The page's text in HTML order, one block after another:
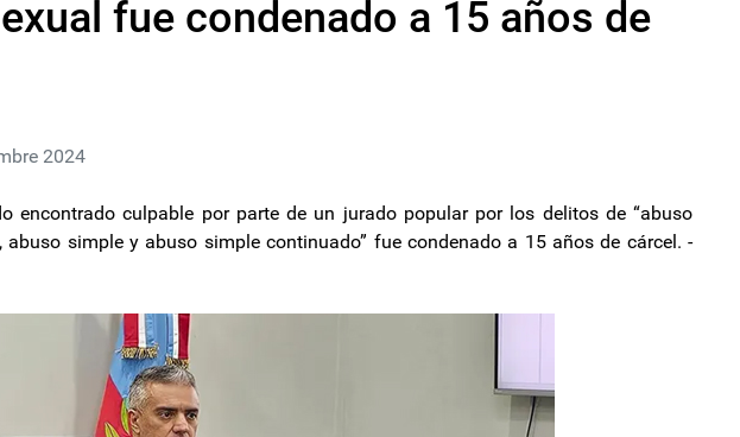
fue condenado a 15 años de
2024
encontrado culpable por parte de un jurado popular por los delitos de “abuso
abuso simple y abuso simple continuado” fue condenado a 15 años de cárcel. -